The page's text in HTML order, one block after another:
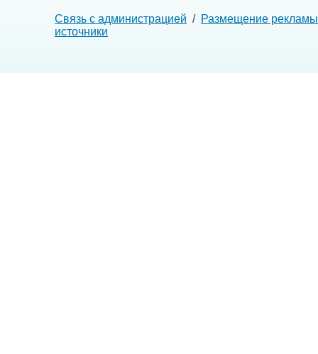
Связь с администрацией / Размещение рекламы
источники